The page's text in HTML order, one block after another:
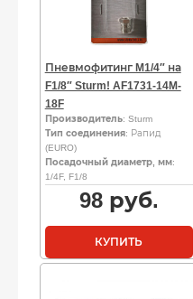
Пневмофитинг M1/4″ на
F1/8″ Sturm! AF1731-14M-
18F
Производитель: Sturm
Тип соединения: Рапид
(EURO)
Посадочный диаметр, мм:
1/4F, F1/8
98руб.
КУПИТЬ